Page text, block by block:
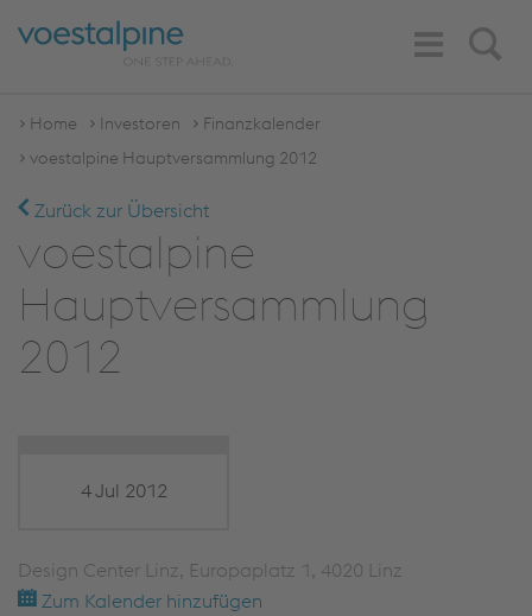
Search
Toggle
Navigation
Home Investoren
Finanzkalender
voestalpine Hauptversammlung 2012
Zurück zur Übersicht
voestalpine
Hauptversammlung
2012
4 Jul 2012
Design Center Linz, Europaplatz 1, 4020 Linz
Zum Kalender hinzufügen